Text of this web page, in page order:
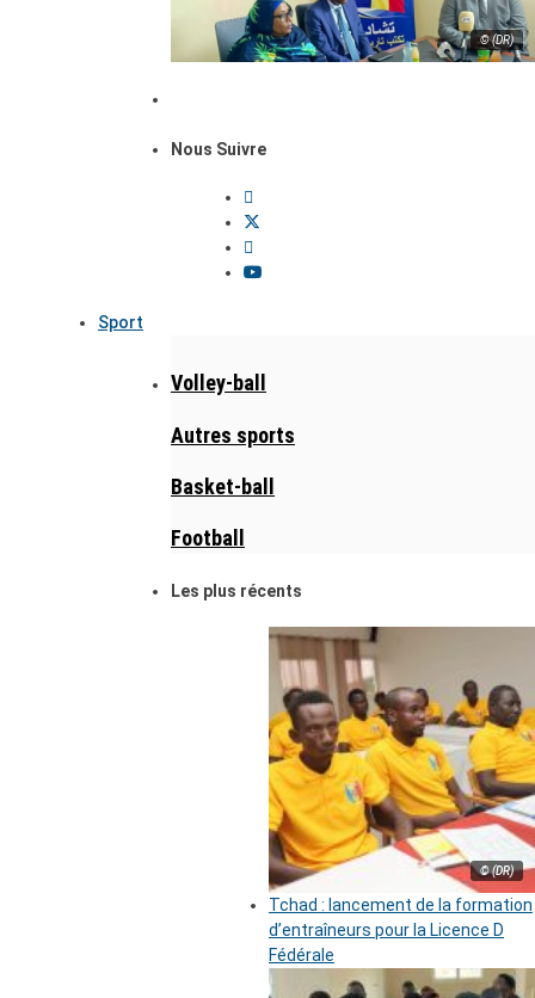
© (DR)
Nous Suivre
Sport
Volley-ball
Autres sports
Basket-ball
Football
Les plus récents
© (DR)
Tchad : lancement de la formation
d’entraîneurs pour la Licence D
Fédérale